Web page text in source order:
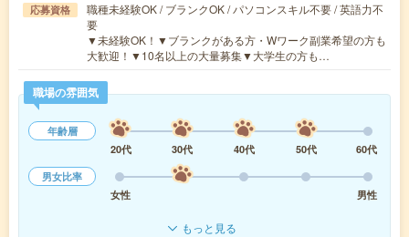
応募資格
職種未経験OK / ブランクOK / パソコンスキル不要 / 英語力不
要
▼未経験OK！▼ブランクがある方・Wワーク副業希望の方も
大歓迎！▼10名以上の大量募集▼大学生の方も…
職場の雰囲気
年齢層
20代
30代 40代 50代
60代
男女比率
女性
男性
もっと見る